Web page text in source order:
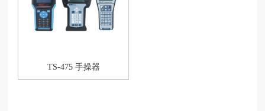
TS-475 手操器